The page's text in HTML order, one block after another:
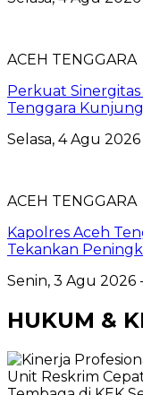
ACEH TENGGARA
Perkuat
Tenggara
Selasa, 4 Agu 2026
ACEH TENGGARA
Kapolres Aceh
Tekankan
Senin, 3 Agu 2026
HUKUM &